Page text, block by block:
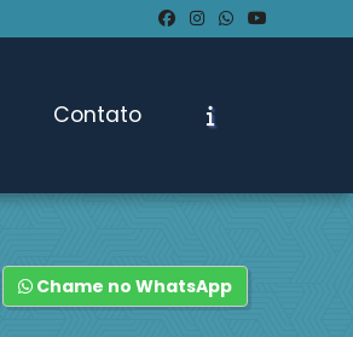
Contato
Chame no WhatsApp